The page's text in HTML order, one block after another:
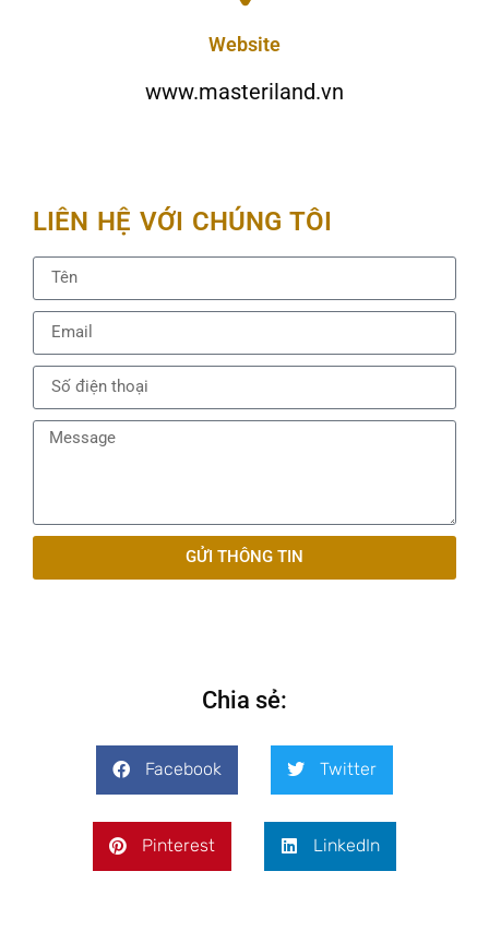
Website
www.masteriland.vn
LIÊN HỆ VỚI CHÚNG TÔI
GỬI THÔNG TIN
Chia sẻ:
Facebook Twitter
Pinterest LinkedIn